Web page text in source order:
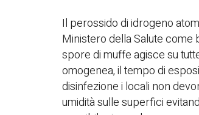
Il perossido di idrogeno
Ministero della Salute come
spore di muffe agisce su
omogenea, il tempo di
disinfezione i locali non
umidità sulle superfici